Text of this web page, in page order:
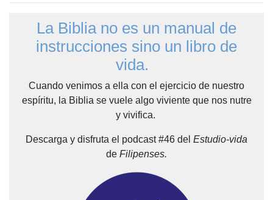
La Biblia no es un manual de
instrucciones sino un libro de
vida.
Cuando venimos a ella con el ejercicio de nuestro
espíritu, la Biblia se vuele algo viviente que nos nutre
y vivifica.
Descarga y disfruta el podcast #46 del Estudio-vida
de Filipenses.